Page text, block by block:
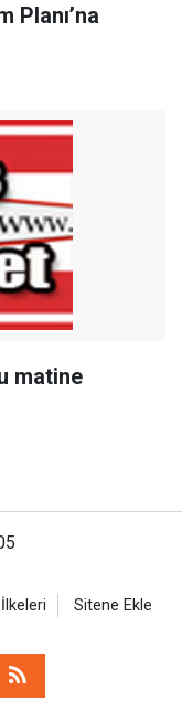
Planı’na
matine
Sitene Ekle